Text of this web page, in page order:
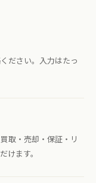
ださい。入力はたっ
取・売却・保証・リ
けます。